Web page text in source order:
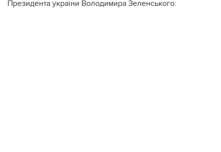
Президента україни Володимира Зеленського: